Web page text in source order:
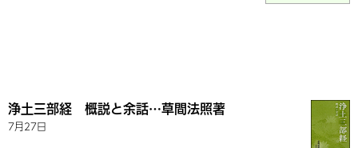
浄土三部経 概説と余話…草間法照著
7月27日